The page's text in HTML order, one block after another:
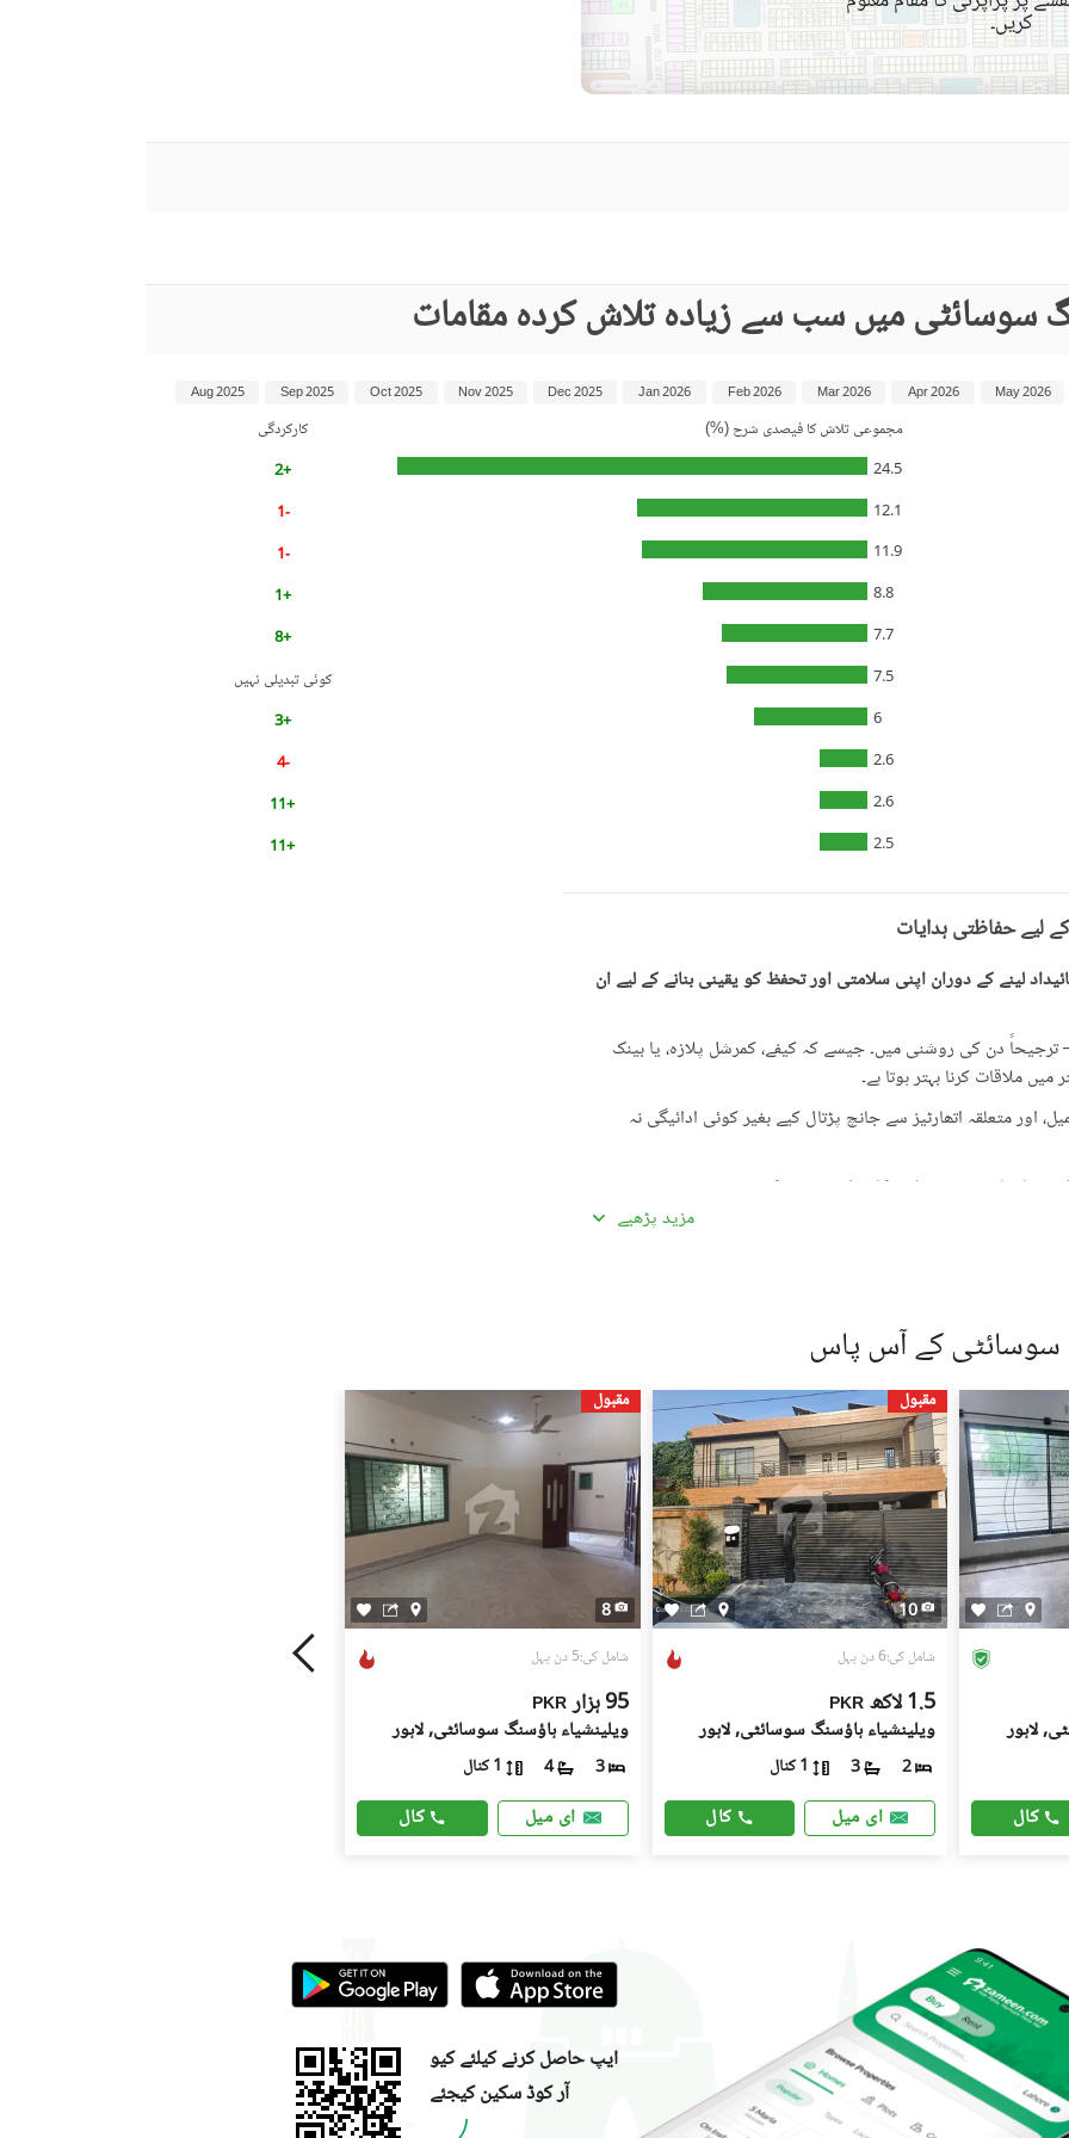
کمیونٹی مسجد
کمیونٹی سنٹر
حفاظتی عملہ
معذوروں کے لئے سہولیات
کریں۔
سوسائٹی میں سب سے زیادہ تلاش کردہ مقامات
مجموعی تلاش کا فیصدی شرح (%)
کارکردگی
24.5
+2
12.1
-1
11.9
-1
8.8
+1
7.7
+8
7.5
کوئی تبدیلی نہیں
6
+3
2.6
-4
2.6
+11
2.5
+11
May 2026
Apr 2026
Mar 2026
Feb 2026
Jan 2026
Dec 2025
Nov 2025
Oct 2025
Sep 2025
Aug 2025
لیے حفاظتی ہدایات
لینے کے دوران اپنی سلامتی اور تحفظ کو یقینی بنانے کے لیے ان
دن کی روشنی میں۔ جیسے کہ کیفے، کمرشل پلازہ، یا بینک
ملاقات کرنا بہتر ہوتا ہے۔
اور متعلقہ اتھارٹیز سے جانچ پڑتال کیے بغیر کوئی ادائیگی نہ
معلومات سے تفصیلات کا موازنہ ضرور کریں۔
اچھی لگیں۔ غیرمعمولی طور پر کم قیمتیں دھوکہ دہی کی
جائیداد پر کسی بھی قسم کی رکاوٹ یا تنازعے کی جانچ کریں۔
کسی قابل اعتماد شخص کو ساتھ لے جائیں۔
ذاتی یا مالی معلومات شیئر کرنے سے گریز کریں۔
کے لیے ذمہ دار نہیں ہے۔ تمام صارفین اپنے اشتہارات
خود ذمہ دار ہیں۔ کسی بھی معاہدے کو حتمی شکل دینے سے پہلے
اسٹیٹ ماہرین سے مشورہ حاصل کریں۔
مزید پڑھیے
سوسائٹی کے آس پاس
مقبول
8
شامل کی:5 دن پہل
PKR 95 ہزار
ویلینشیاء ہاؤسنگ سوسائٹی, لاہور
3
4 1 کنال
ای میل کال
مقبول
10
شامل کی:6 دن پہل
PKR 1.5 لاکھ
ویلینشیاء ہاؤسنگ سوسائٹی, لاہور
2
3 1 کنال
ای میل کال
لاہور
کال
ایپ حاصل کرنے کیلئے کیو
آر کوڈ سکین کیجئے